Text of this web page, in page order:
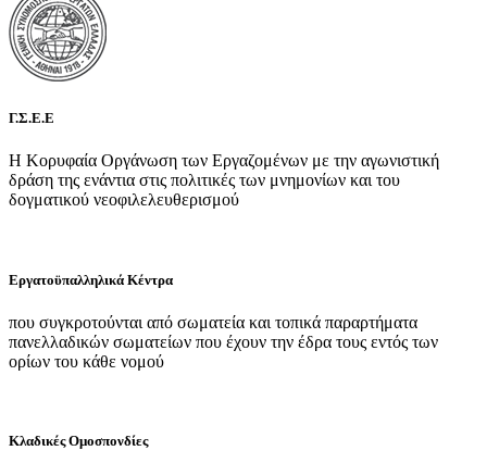
Γ.Σ.Ε.Ε
Η Κορυφαία Οργάνωση των Εργαζομένων με την αγωνιστική
δράση της ενάντια στις πολιτικές των μνημονίων και του
δογματικού νεοφιλελευθερισμού
Εργατοϋπαλληλικά Κέντρα
που συγκροτούνται από σωματεία και τοπικά παραρτήματα
πανελλαδικών σωματείων που έχουν την έδρα τους εντός των
ορίων του κάθε νομού
Κλαδικές Ομοσπονδίες